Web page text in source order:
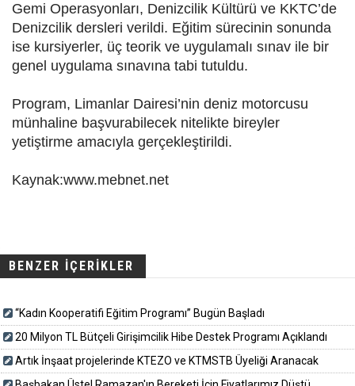
Gemi Operasyonları, Denizcilik Kültürü ve KKTC’de
Denizcilik dersleri verildi. Eğitim sürecinin sonunda
ise kursiyerler, üç teorik ve uygulamalı sınav ile bir
genel uygulama sınavına tabi tutuldu.
Program, Limanlar Dairesi’nin deniz motorcusu
münhaline başvurabilecek nitelikte bireyler
yetiştirme amacıyla gerçekleştirildi.
Kaynak:www.mebnet.net
BENZER İÇERİKLER
“Kadın Kooperatifi Eğitim Programı” Bugün Başladı
20 Milyon TL Bütçeli Girişimcilik Hibe Destek Programı Açıklandı
Artık İnşaat projelerinde KTEZO ve KTMSTB Üyeliği Aranacak